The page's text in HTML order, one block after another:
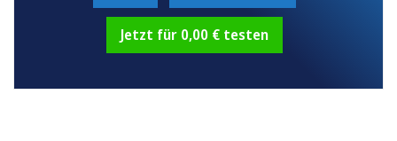
Jetzt für 0,00 € testen